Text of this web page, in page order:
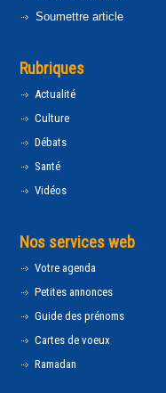
Soumettre article
Rubriques
Actualité
Culture
Débats
Santé
Vidéos
Nos services web
Votre agenda
Petites annonces
Guide des prénoms
Cartes de voeux
Ramadan